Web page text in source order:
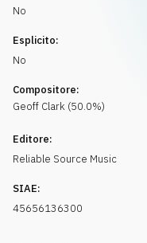
No
Esplicito:
No
Compositore:
Geoff Clark (50.0%)
Editore:
Reliable Source Music
SIAE:
45656136300